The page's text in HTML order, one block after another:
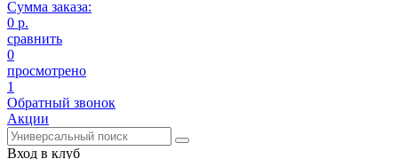
Сумма заказа:
0 р.
сравнить
0
просмотрено
1
Обратный звонок
Акции
Вход в клуб